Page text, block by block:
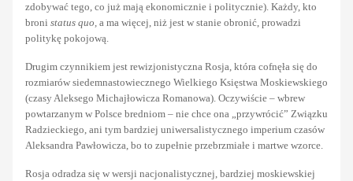
zdobywać tego, co już mają ekonomicznie i politycznie). Każdy, kto
broni status quo, a ma więcej, niż jest w stanie obronić, prowadzi
politykę pokojową.
Drugim czynnikiem jest rewizjonistyczna Rosja, która cofnęła się do
rozmiarów siedemnastowiecznego Wielkiego Księstwa Moskiewskiego
(czasy Aleksego Michajłowicza Romanowa). Oczywiście – wbrew
powtarzanym w Polsce bredniom – nie chce ona „przywrócić” Związku
Radzieckiego, ani tym bardziej uniwersalistycznego imperium czasów
Aleksandra Pawłowicza, bo to zupełnie przebrzmiałe i martwe wzorce.
Rosja odradza się w wersji nacjonalistycznej, bardziej moskiewskiej